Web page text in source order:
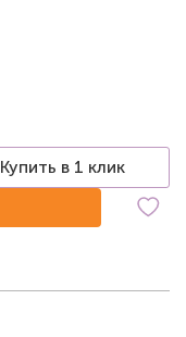
Купить в 1 клик